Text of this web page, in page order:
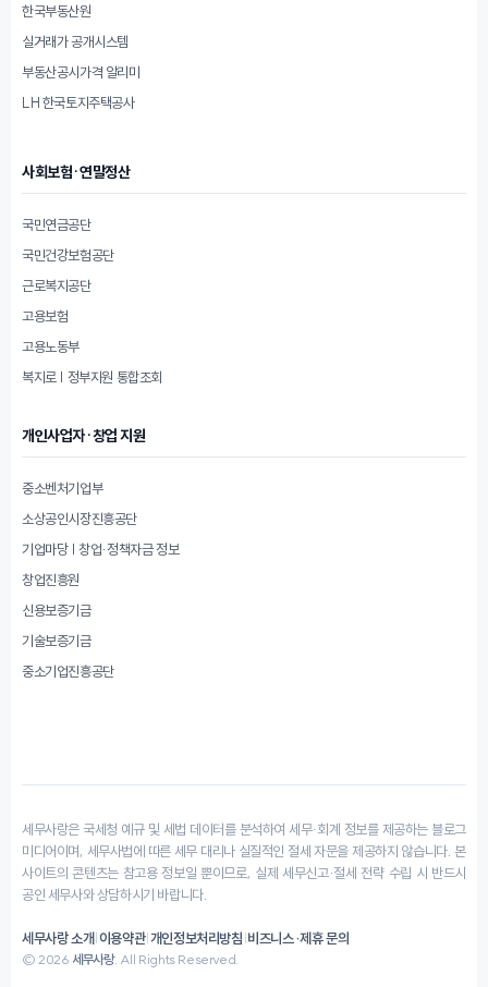
한국부동산원
실거래가 공개시스템
부동산공시가격 알리미
LH 한국토지주택공사
사회보험·연말정산
국민연금공단
국민건강보험공단
근로복지공단
고용보험
고용노동부
복지로 | 정부지원 통합조회
개인사업자·창업 지원
중소벤처기업부
소상공인시장진흥공단
기업마당 | 창업·정책자금 정보
창업진흥원
신용보증기금
기술보증기금
중소기업진흥공단
세무사랑은 국세청 예규 및 세법 데이터를 분석하여 세무·회계 정보를 제공하는 블로그
미디어이며, 세무사법에 따른 세무 대리나 실질적인 절세 자문을 제공하지 않습니다. 본
사이트의 콘텐츠는 참고용 정보일 뿐이므로, 실제 세무신고·절세 전략 수립 시 반드시
공인 세무사와 상담하시기 바랍니다.
세무사랑 소개|이용약관|개인정보처리방침|비즈니스·제휴 문의
© 2026 세무사랑. All Rights Reserved.